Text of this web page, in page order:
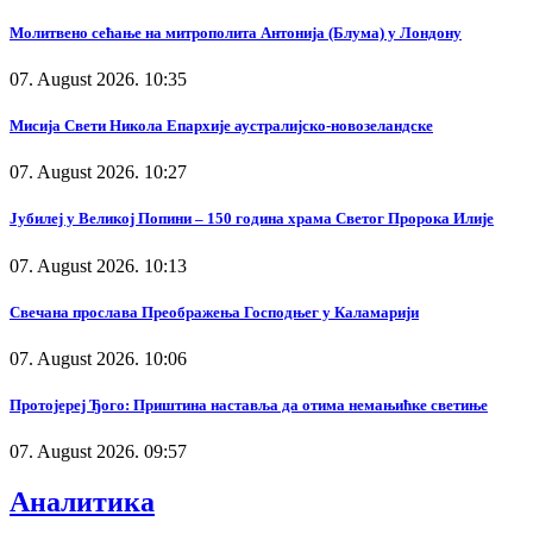
Молитвено сећање на митрополита Антонија (Блума) у Лондону
07. August 2026. 10:35
Мисија Свети Никола Епархије аустралијско-новозеландске
07. August 2026. 10:27
Јубилеј у Великој Попини – 150 година храма Светог Пророка Илије
07. August 2026. 10:13
Свечана прослава Преображења Господњег у Каламарији
07. August 2026. 10:06
Протојереј Ђого: Приштина наставља да отима немањићке светиње
07. August 2026. 09:57
Аналитика